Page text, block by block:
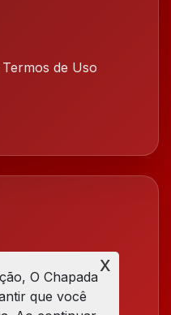
de Uso
O Chapada
que você
x